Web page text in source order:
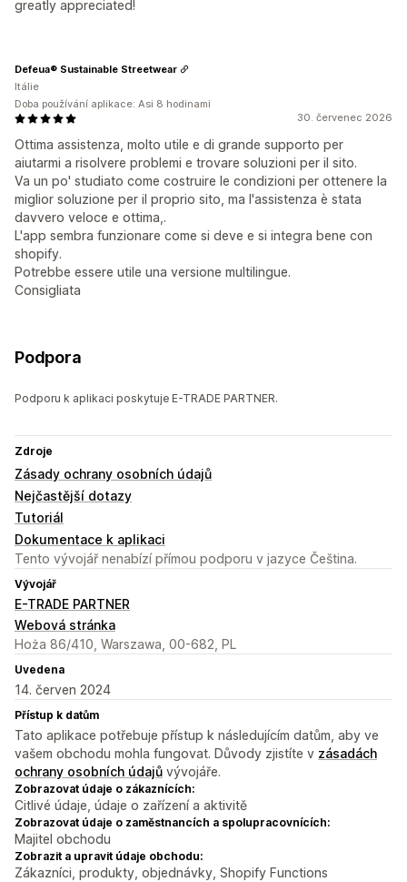
greatly appreciated!
30. červenec 2026
Ottima assistenza, molto utile e di grande supporto per
aiutarmi a risolvere problemi e trovare soluzioni per il sito.
Va un po' studiato come costruire le condizioni per ottenere la
miglior soluzione per il proprio sito, ma l'assistenza è stata
davvero veloce e ottima,.
L'app sembra funzionare come si deve e si integra bene con
shopify.
Potrebbe essere utile una versione multilingue.
Consigliata
Defeua® Sustainable Streetwear
Itálie
Doba používání aplikace: Asi 8 hodinami
Podpora
Podporu k aplikaci poskytuje E-TRADE PARTNER.
Zdroje
Zásady ochrany osobních údajů
Nejčastější dotazy
Tutoriál
Dokumentace k aplikaci
Tento vývojář nenabízí přímou podporu v jazyce Čeština.
Vývojář
E-TRADE PARTNER
Webová stránka
Hoża 86/410, Warszawa, 00-682, PL
Uvedena
14. červen 2024
Přístup k datům
Tato aplikace potřebuje přístup k následujícím datům, aby ve
vašem obchodu mohla fungovat. Důvody zjistíte v zásadách
ochrany osobních údajů vývojáře.
Zobrazovat údaje o zákaznících:
Citlivé údaje, údaje o zařízení a aktivitě
Zobrazovat údaje o zaměstnancích a spolupracovnících:
Majitel obchodu
Zobrazit a upravit údaje obchodu:
Zákazníci, produkty, objednávky, Shopify Functions